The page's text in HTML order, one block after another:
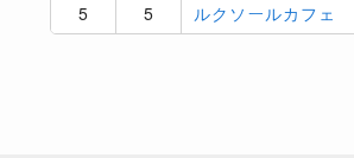
5
5 ルクソールカフェ